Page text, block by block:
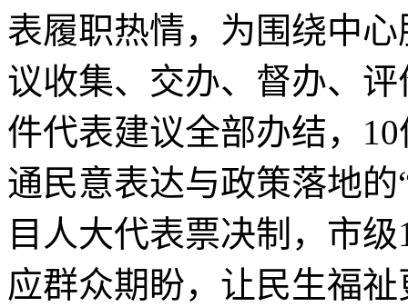
表履职热情，为围绕中
议收集、交办、督办、
件代表建议全部办结，
通民意表达与政策落地
目人大代表票决制，市
应群众期盼，让民生福